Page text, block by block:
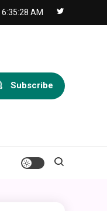
6:35:29 AM
Subscribe